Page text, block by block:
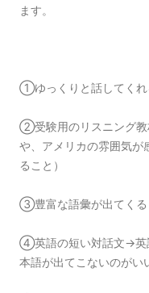
ます。
①ゆっくりと話してくれ
②受験用のリスニング教
や、アメリカの雰囲気が
ること）
③豊富な語彙が出てくる
④英語の短い対話文→英
本語が出てこないのがい